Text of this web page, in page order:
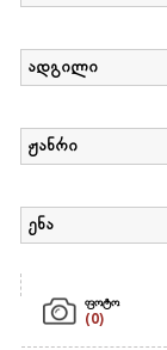
ადგილი
ჟანრი
ენა
ფოტო
(0)